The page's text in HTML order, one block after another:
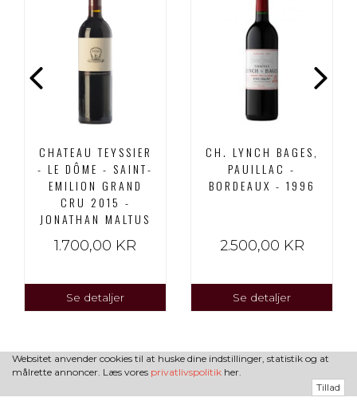
CHATEAU TEYSSIER
- LE DÔME - SAINT-
EMILION GRAND
CRU 2015 -
JONATHAN MALTUS
1.700,00 KR
Se detaljer
CH. LYNCH BAGES,
PAUILLAC -
BORDEAUX - 1996
2.500,00 KR
Se detaljer
Websitet anvender cookies til at huske dine indstillinger, statistik og at
målrette annoncer. Læs vores privatlivspolitik her.
Tillad